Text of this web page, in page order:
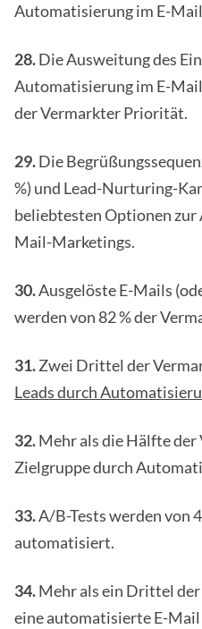
Automatisierung im E-
28.Die Ausweitung des
Automatisierung im E-
der Vermarkter Priorität.
29.Die
%) und Lead-Nurturing-
beliebtesten Optionen zur
Mail-Marketings.
30.Ausgelöste E-Mails
werden von 82 % der
31.Zwei Drittel der
Leads durch
32.Mehr als die Hälfte
Zielgruppe durch
33.A/B-Tests werden von
automatisiert.
34.Mehr als ein Drittel
eine automatisierte E-Mail